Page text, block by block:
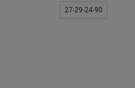
27-29-24-90